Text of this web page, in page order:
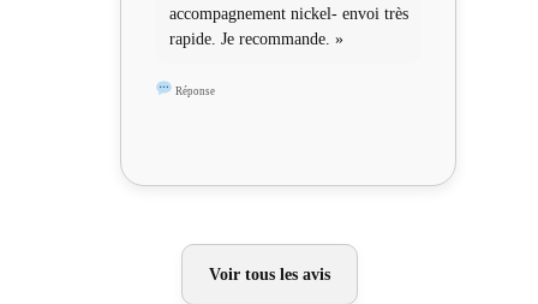
accompagnement nickel- envoi très
rapide. Je recommande. »
Réponse
Voir tous les avis